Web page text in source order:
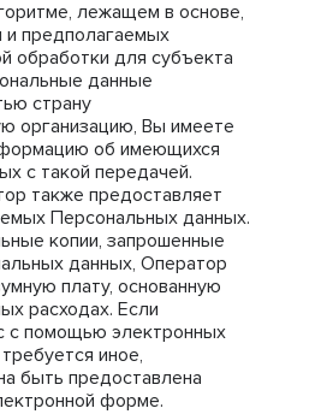
лежащем в основе,
и предполагаемых
обработки для субъекта
данные
страну
организацию, Вы имеете
об имеющихся
с такой передачей.
также предоставляет
Персональных данных.
копии, запрошенные
данных, Оператор
плату, основанную
расходах. Если
с помощью электронных
иное,
быть предоставлена
форме.